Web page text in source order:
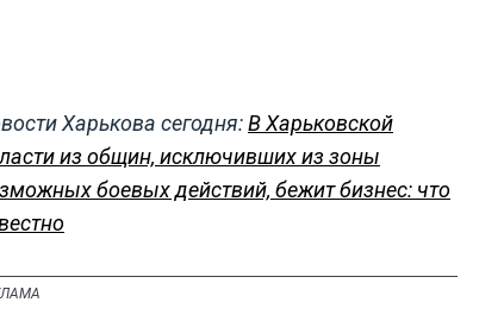
Харькова сегодня:В Харьковской
из общин, исключивших из зоны
боевых действий, бежит бизнес: что